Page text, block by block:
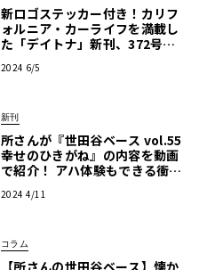
新ロゴステッカー付き！カリフ
ォルニア・カーライフを満載し
た「デイトナ」新刊、372号は6
2024 6/5
新刊
所さんが『世田谷ベース vol.55
幸せのひきがね』の内容を動画
で紹介！ アハ体験もできる衝撃
2024 4/11
コラム
【所さんの世田谷ベース】懐か